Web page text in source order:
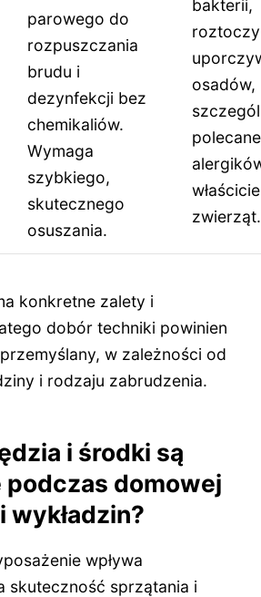
parowego do
rozpuszczania
brudu i
dezynfekcji bez
chemikaliów.
Wymaga
szybkiego,
skutecznego
osuszania.
bakterii,
osadów,
zwierząt.
konkretne zalety i
dobór techniki powinien
w zależności od
i rodzaju zabrudzenia.
i środki są
podczas domowej
wykładzin?
wpływa
skuteczność sprzątania i